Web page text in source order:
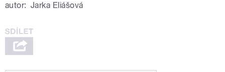
autor: Jarka Eliášová